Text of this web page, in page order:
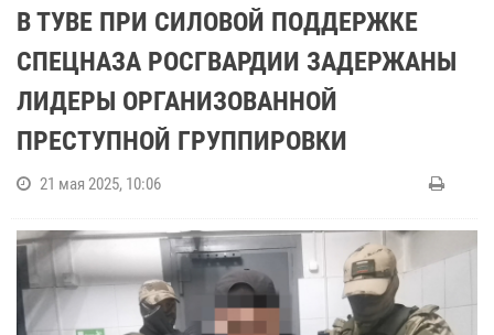
В ТУВЕ ПРИ СИЛОВОЙ ПОДДЕРЖКЕ
СПЕЦНАЗА РОСГВАРДИИ ЗАДЕРЖАНЫ
ЛИДЕРЫ ОРГАНИЗОВАННОЙ
ПРЕСТУПНОЙ ГРУППИРОВКИ
21 мая 2025, 10:06